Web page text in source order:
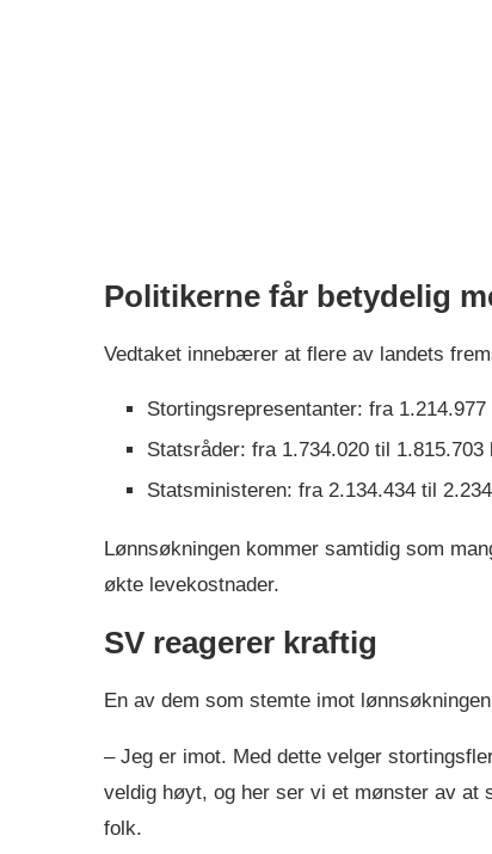
Politikerne får betydelig
Vedtaket innebærer at flere av landets
Stortingsrepresentanter: fra
Statsråder: fra 1.734.020 til 1.815.703
Statsministeren: fra 2.134.434 til
Lønnsøkningen kommer samtidig som
økte levekostnader.
SV reagerer kraftig
En av dem som stemte imot
– Jeg er imot. Med dette velger
veldig høyt, og her ser vi et mønster av at
folk.